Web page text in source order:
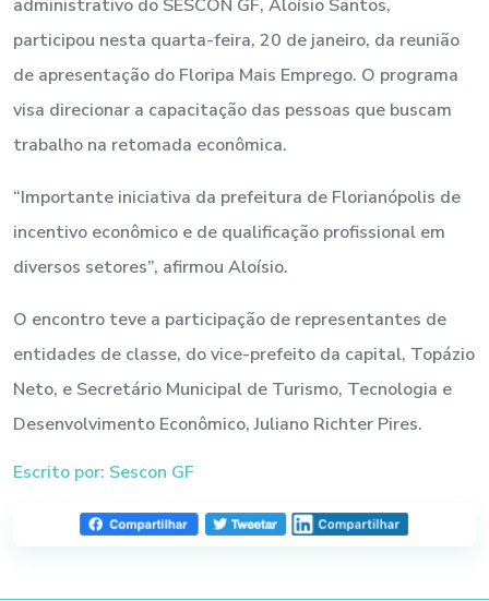
administrativo do SESCON GF, Aloísio Santos,
participou nesta quarta-feira, 20 de janeiro, da reunião
de apresentação do Floripa Mais Emprego. O programa
visa direcionar a capacitação das pessoas que buscam
trabalho na retomada econômica.
“Importante iniciativa da prefeitura de Florianópolis de
incentivo econômico e de qualificação profissional em
diversos setores”, afirmou Aloísio.
O encontro teve a participação de representantes de
entidades de classe, do vice-prefeito da capital, Topázio
Neto, e Secretário Municipal de Turismo, Tecnologia e
Desenvolvimento Econômico, Juliano Richter Pires.
Escrito por: Sescon GF